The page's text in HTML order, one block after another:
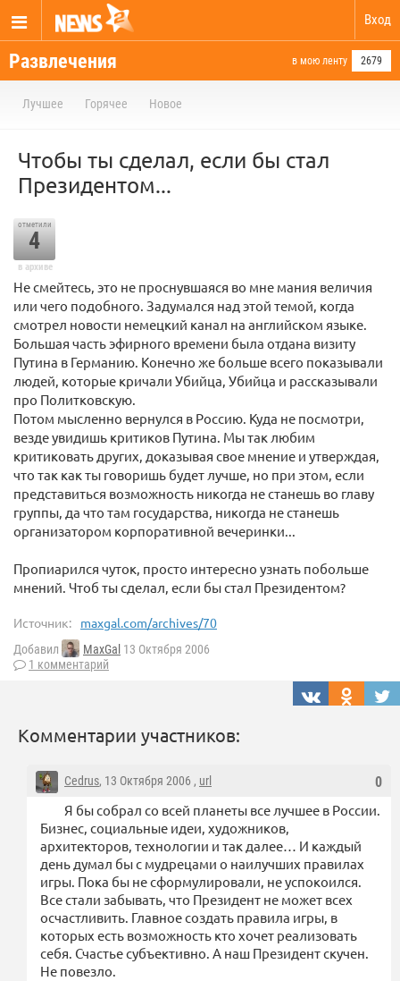
Вход
Развлечения в мою ленту 2679
Лучшее Горячее Новое
Чтобы ты сделал, если бы стал
Президентом...
отметили
4
в архиве
Не смейтесь, это не проснувшаяся во мне мания величия
или чего подобного. Задумался над этой темой, когда
смотрел новости немецкий канал на английском языке.
Большая часть эфирного времени была отдана визиту
Путина в Германию. Конечно же больше всего показывали
людей, которые кричали Убийца, Убийца и рассказывали
про Политковскую.
Потом мысленно вернулся в Россию. Куда не посмотри,
везде увидишь критиков Путина. Мы так любим
критиковать других, доказывая свое мнение и утверждая,
что так как ты говоришь будет лучше, но при этом, если
представиться возможность никогда не станешь во главу
группы, да что там государства, никогда не станешь
организатором корпоративной вечеринки...
Пропиарился чуток, просто интересно узнать побольше
мнений. Чтоб ты сделал, если бы стал Президентом?
Источник: maxgal.com/archives/70
Добавил MaxGal 13 Октября 2006
1 комментарий
Комментарии участников:
0
Cedrus, 13 Октября 2006 , url
Я бы собрал со всей планеты все лучшее в России.
Бизнес, социальные идеи, художников,
архитекторов, технологии и так далее… И каждый
день думал бы с мудрецами о наилучших правилах
игры. Пока бы не сформулировали, не успокоился.
Все стали забывать, что Президент не может всех
осчастливить. Главное создать правила игры, в
которых есть возможность кто хочет реализовать
себя. Счастье субъективно. А наш Президент скучен.
Не повезло.